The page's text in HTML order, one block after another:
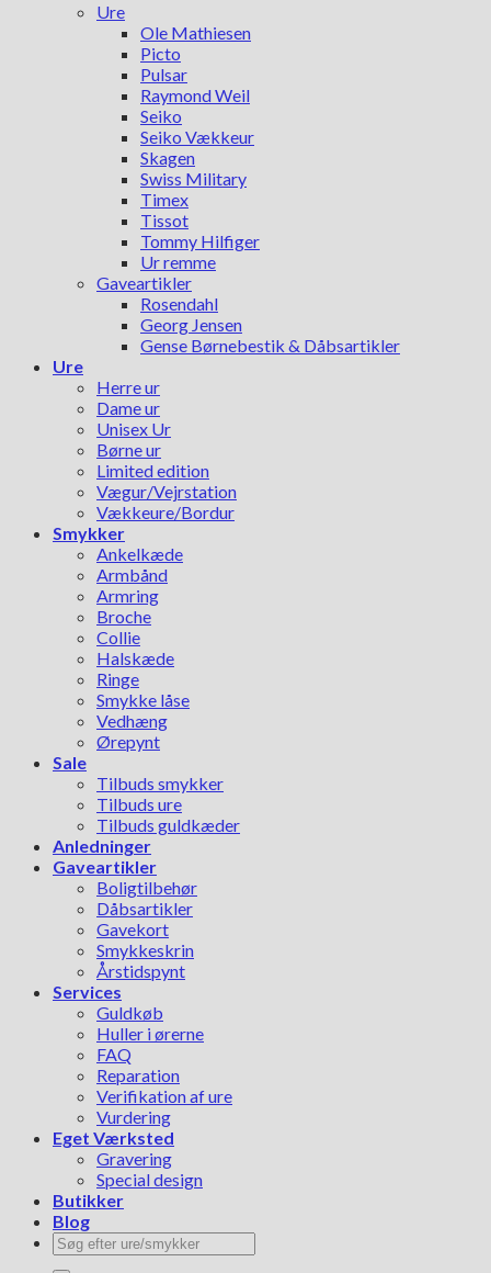
Ure
Ole Mathiesen
Picto
Pulsar
Raymond Weil
Seiko
Seiko Vækkeur
Skagen
Swiss Military
Timex
Tissot
Tommy Hilfiger
Ur remme
Gaveartikler
Rosendahl
Georg Jensen
Gense Børnebestik & Dåbsartikler
Ure
Herre ur
Dame ur
Unisex Ur
Børne ur
Limited edition
Vægur/Vejrstation
Vækkeure/Bordur
Smykker
Ankelkæde
Armbånd
Armring
Broche
Collie
Halskæde
Ringe
Smykke låse
Vedhæng
Ørepynt
Sale
Tilbuds smykker
Tilbuds ure
Tilbuds guldkæder
Anledninger
Gaveartikler
Boligtilbehør
Dåbsartikler
Gavekort
Smykkeskrin
Årstidspynt
Services
Guldkøb
Huller i ørerne
FAQ
Reparation
Verifikation af ure
Vurdering
Eget Værksted
Gravering
Special design
Butikker
Blog
Søg
efter: